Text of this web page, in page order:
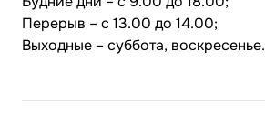
Перерыв – с 13.00 до 14.00;
Выходные – суббота, воскресенье.